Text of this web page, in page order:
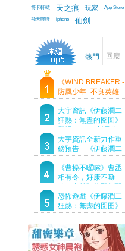
符卡軒轅
天之痕 玩家
App Store
飛天噗噗
iphone 仙劍
熱門 回應
《WIND BREAKER -
防風少年- 不良英雄
譚》傳說中最強的男
人現身！即將顛覆風
鈴高中！
大宇資訊《伊藤潤二
狂熱：無盡的囹圄》
登場 Steam 新品節
首支預告片及遊戲
Demo重磅釋出
大宇資訊全新力作重
磅預告 《伊藤潤二
狂熱：無盡的囹圄》
驚悚亮相 ！伊藤潤二
恐怖世界首度進軍
Steam
《曹操不囉嗦》曹丞
相有令，好康不囉
嗦！事前預約即刻開
跑！
恐怖遊戲《伊藤潤二
狂熱：無盡的囹圄》
今登陸Steam 詭異洋
樓開啟 同步釋出最新
預告片